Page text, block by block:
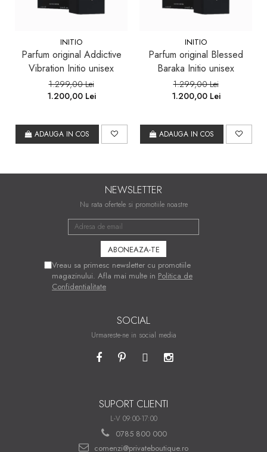
INITIO
Parfum original Addictive
Vibration Initio unisex
1.299,00 Lei
1.200,00 Lei
ADAUGA IN COS
INITIO
Parfum original Blessed
Baraka Initio unisex
1.299,00 Lei
1.200,00 Lei
ADAUGA IN COS
NEWSLETTER
Nu rata ofertele si promotiile noastre
Vreau sa primesc newsletter cu promotiile
magazinului. Afla mai multe in Politica de
Confidentialitate
SOCIAL
Urmareste-ne in social media
SUPORT CLIENTI
L-V 09:00-17:00
0785 800 000
comenzi@privateboutique.ro